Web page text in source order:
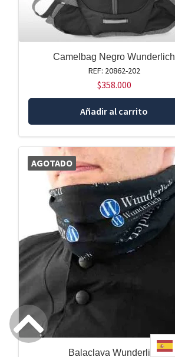
Camelbag Negro Wunderlich
REF: 20862-202
$358.000
Añadir al carrito
AGOTADO
Balaclava Wunderlich